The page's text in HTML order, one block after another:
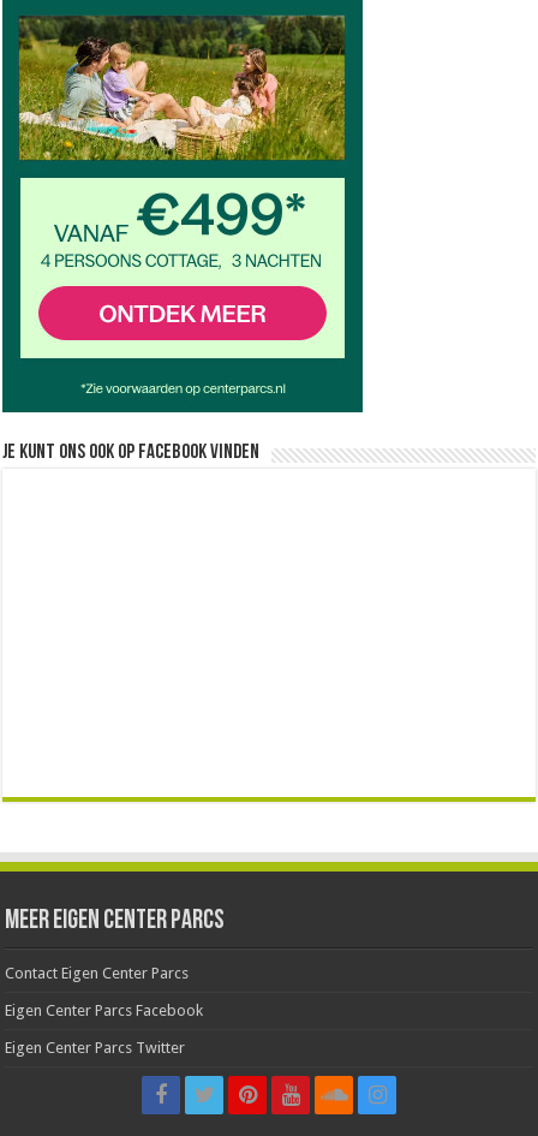
Je kunt ons ook op facebook vinden
Meer Eigen Center Parcs
Contact Eigen Center Parcs
Eigen Center Parcs Facebook
Eigen Center Parcs Twitter